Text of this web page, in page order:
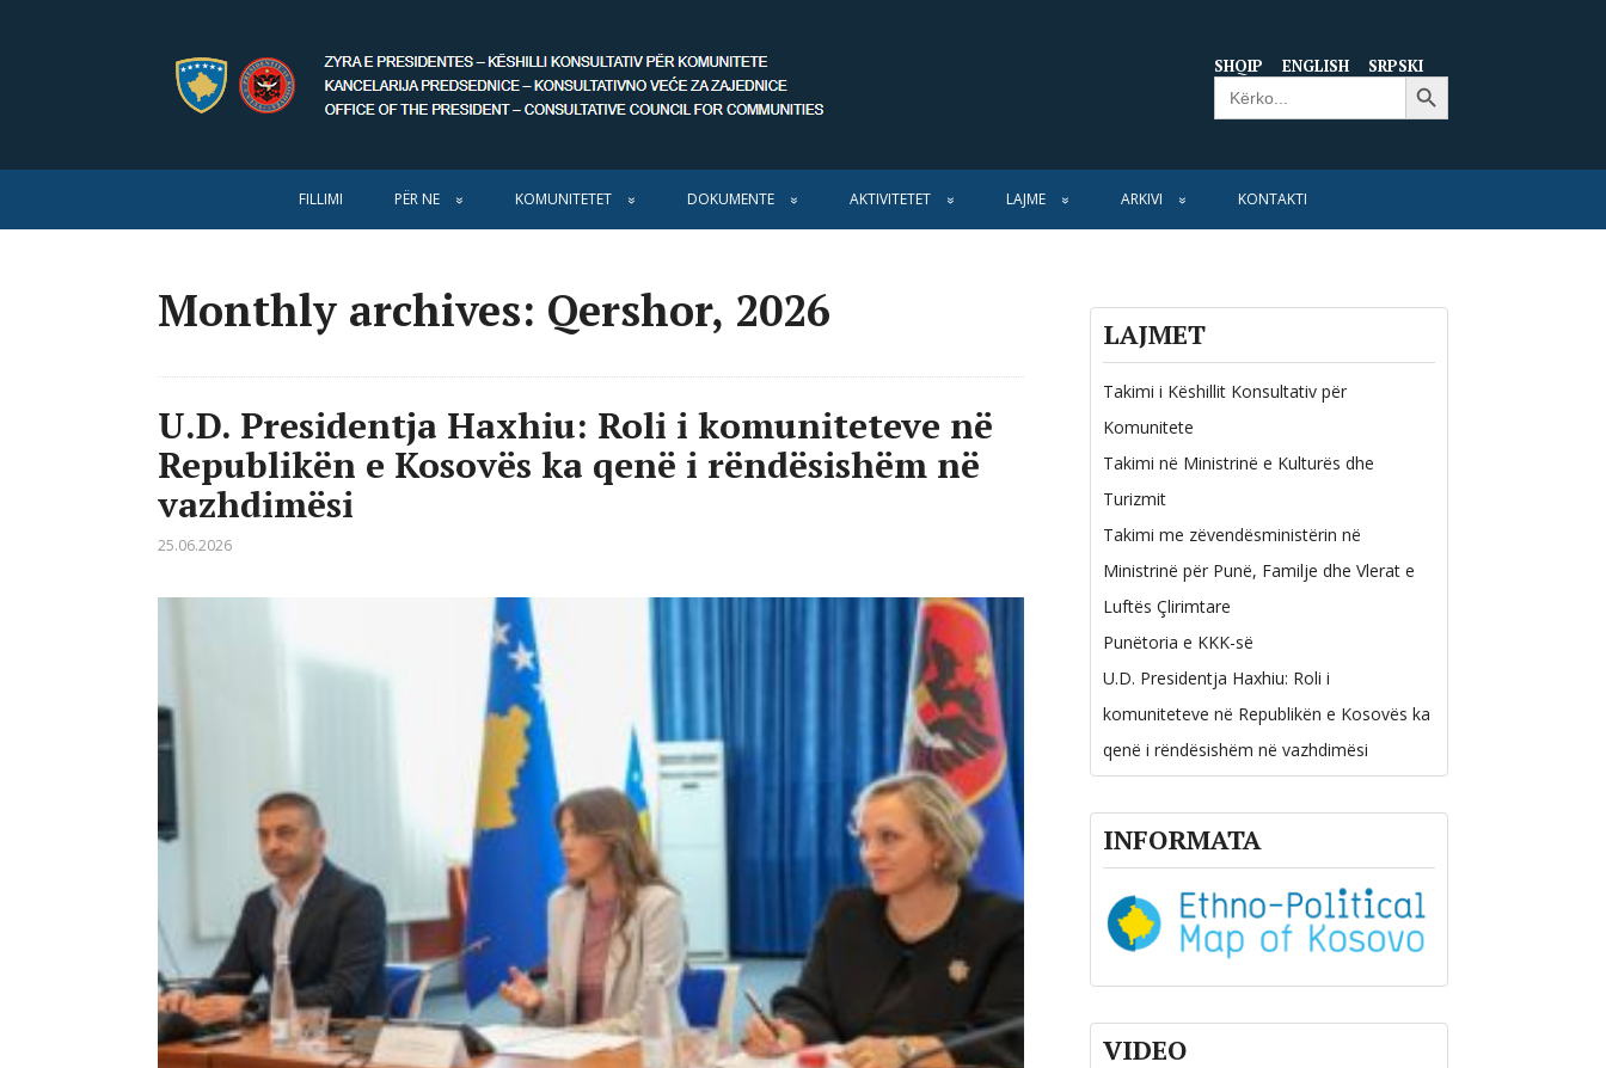
SHQIP ENGLISH SRPSKI
Search
for:
Search Button
FILLIMI PËR NE KOMUNITETET DOKUMENTE AKTIVITETET LAJME ARKIVI KONTAKTI
Monthly archives: Qershor, 2026
U.D. Presidentja Haxhiu: Roli i komuniteteve në
Republikën e Kosovës ka qenë i rëndësishëm në
vazhdimësi
25.06.2026
LAJMET
Takimi i Këshillit Konsultativ për
Komunitete
Takimi në Ministrinë e Kulturës dhe
Turizmit
Takimi me zëvendësministërin në
Ministrinë për Punë, Familje dhe Vlerat e
Luftës Çlirimtare
Punëtoria e KKK-së
U.D. Presidentja Haxhiu: Roli i
komuniteteve në Republikën e Kosovës ka
qenë i rëndësishëm në vazhdimësi
INFORMATA
VIDEO